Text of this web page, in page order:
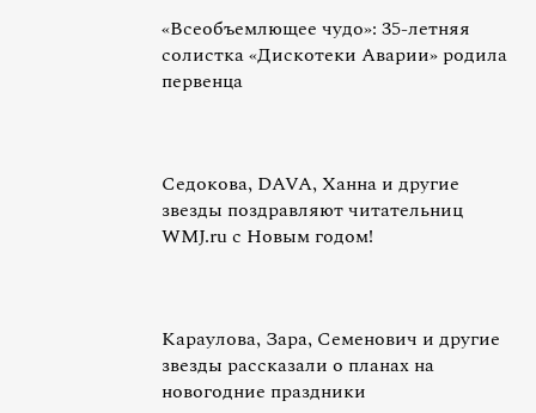
«Всеобъемлющее чудо»: 35-летняя
солистка «Дискотеки Аварии» родила
первенца
Седокова, DAVA, Ханна и другие
звезды поздравляют читательниц
WMJ.ru с Новым годом!
Караулова, Зара, Семенович и другие
звезды рассказали о планах на
новогодние праздники